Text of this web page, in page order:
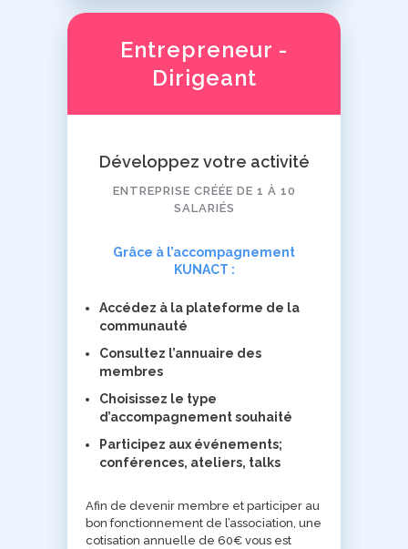
Entrepreneur -
Dirigeant
Développez votre activité
ENTREPRISE CRÉÉE DE 1 À 10
SALARIÉS
Grâce à l’accompagnement
KUNACT :
Accédez à la plateforme de la
communauté
Consultez l’annuaire des
membres
Choisissez le type
d’accompagnement souhaité
Participez aux événements;
conférences, ateliers, talks
Afin de devenir membre et participer au
bon fonctionnement de l’association, une
cotisation annuelle de 60€ vous est